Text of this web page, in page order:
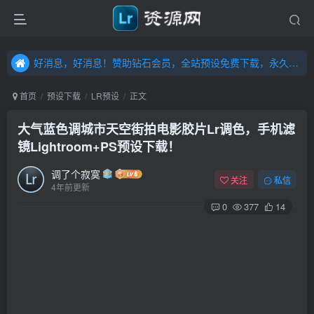
好消息，好消息！赞助钻石会员，全站预设免费下载，永久钻石会员，”送“万元超值资源，内容丰富，容量高达20T，不断更新！点击进入……
好消息，好消息！赞助钻石会员，全站预设免费下载，永久钻石会员，”送“万元超值资源，内容丰富，容量高达20T，不断更新！点击进入……
首页 预设下载 LR预设 正文
大气蓝色调城市天空街拍电影胶片Lr调色，手机滤
镜Lightroom+PS预设下载！
调了个寂寞
4年前更新
关注 私信
0 377 14